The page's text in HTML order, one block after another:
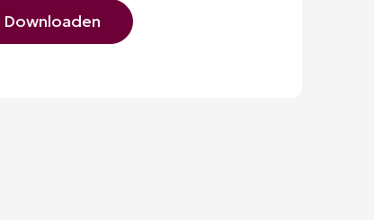
Downloaden